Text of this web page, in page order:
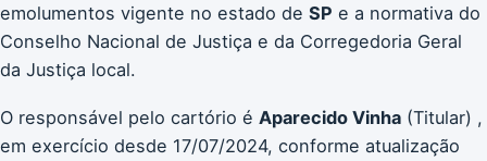
emolumentos vigente no estado de SP e a normativa do
Conselho Nacional de Justiça e da Corregedoria Geral
da Justiça local.
O responsável pelo cartório é Aparecido Vinha (Titular) ,
em exercício desde 17/07/2024, conforme atualização